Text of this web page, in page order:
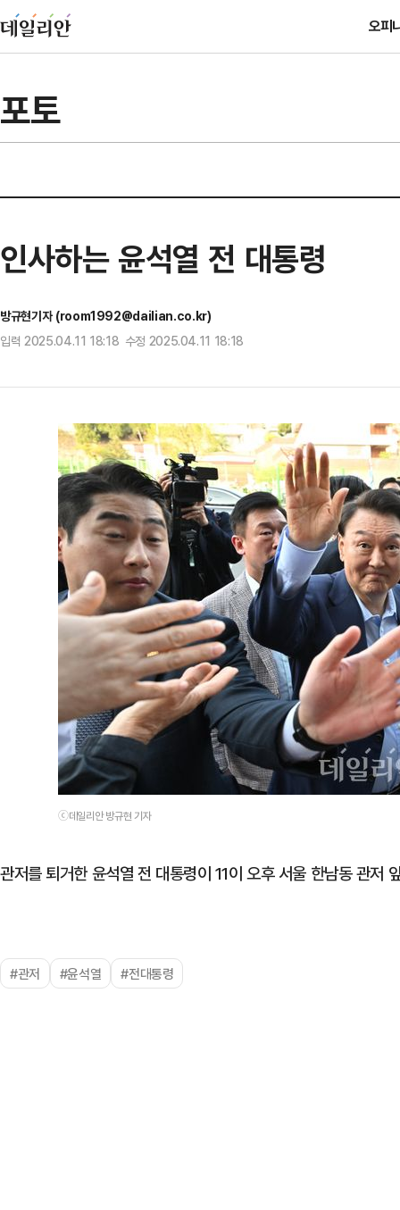
오피
포토
인사하는 윤석열 전 대통령
방규현기자 (room1992@dailian.co.kr)
입력 2025.04.11 18:18 수정 2025.04.11 18:18
ⓒ데일리안 방규현 기자
관저를 퇴거한 윤석열 전 대통령이 11이 오후 서울 한남동 관저
#관저 #윤석열 #전대통령